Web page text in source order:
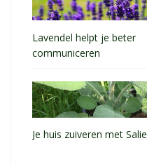
Lavendel helpt je beter
communiceren
Je huis zuiveren met Salie